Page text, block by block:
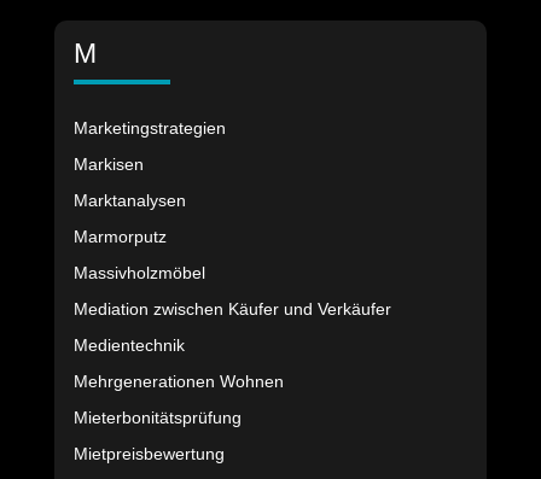
M
Marketingstrategien
Markisen
Marktanalysen
Marmorputz
Massivholzmöbel
Mediation zwischen Käufer und Verkäufer
Medientechnik
Mehrgenerationen Wohnen
Mieterbonitätsprüfung
Mietpreisbewertung